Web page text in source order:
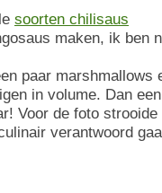
soorten chilisaus
maken, ik ben
paar marshmallows
in volume. Dan
Voor de foto
verantwoord